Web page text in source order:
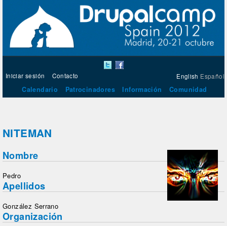
English Español
Iniciar sesión Contacto
Calendario Patrocinadores Información Comunidad
NITEMAN
Nombre
Pedro
Apellidos
González Serrano
Organización